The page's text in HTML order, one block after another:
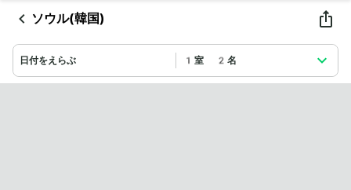
ソウル(韓国)
日付をえらぶ 1室 2名